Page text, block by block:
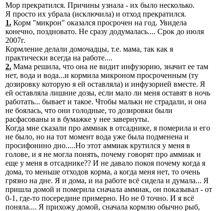
Мор прекратился. Причины узнала - их было несколько.
Я просто их убрала (исключила) и отход прекратился.
1. Корм "микрон" оказался просрочен на год. Увидела
конечно, поздновато. Не сразу додумалась.... Срок до июля
2007г.
Кормление делали домочадцы, т.е. мама, так как я
практически всегда на работе....
2. Мама решила, что она не видит инфузорию, значит ее там
нет, вода и вода...и кормила микроном просроченным (ту
дозировку которую я ей оставляла) и инфузорией вместе. Я
ей оставляла лишние дозы, если мало ли меня оставят в ночь
работать... бывает и такое. Чтобы мальки не страдали, и она
не боялась, что они голодные, то дозировки были
расфасованы и в бумажке у нее завернуты.
Когда мне сказали про аммиак в отсаднике, я померила и его
не было, но на тот момент вода уже была подменена и
просифонино дно.....Но этот аммиак крутился у меня в
голове, и я не могла понять, почему говорят про аммиак и
еще у меня в отсаднике?? И не давало покоя почему когда я
дома, то меньше отходов корма, а когда меня нет, то очень
грязно на дне. Я и дома, и на работе всё сидела и думала... Я
пришла домой и померила сначала аммиак, он показывал - от
0-1, где-то посередине примерно. Но не 0 точно. И я всё
поняла.... Я прихожу домой, сначала кормлю обычно рыб,